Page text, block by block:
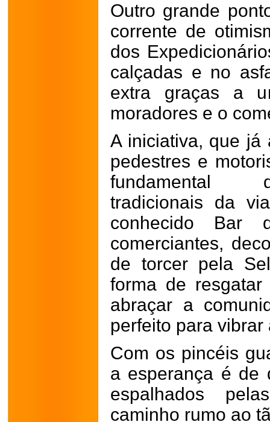
Outro grande
corrente de
dos
calçadas e no
extra graças a
moradores e o
A iniciativa, que já
pedestres e
fundamental
tradicionais da
conhecido Bar
comerciantes,
de torcer pela
forma de
abraçar a
perfeito para vibrar
Com os pincéis
a esperança é de
espalhados
caminho rumo ao